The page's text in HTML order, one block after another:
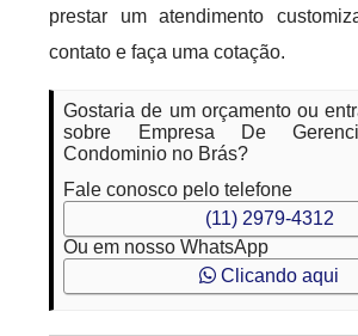
prestar um atendimento
contato e faça uma cotação.
Gostaria de um orçamento ou
sobre Empresa De
Condominio no Brás?
Fale conosco pelo telefone
(11) 2979-4312
Ou em nosso WhatsApp
Clicando aqui